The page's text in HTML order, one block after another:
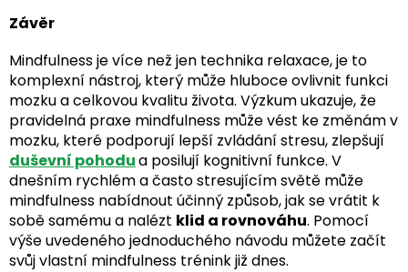
Závěr
Mindfulness je více než jen technika relaxace, je to
komplexní nástroj, který může hluboce ovlivnit funkci
mozku a celkovou kvalitu života. Výzkum ukazuje, že
pravidelná praxe mindfulness může vést ke změnám v
mozku, které podporují lepší zvládání stresu, zlepšují
duševní pohodua posilují kognitivní funkce. V
dnešním rychlém a často stresujícím světě může
mindfulness nabídnout účinný způsob, jak se vrátit k
sobě samému a nalézt klid a rovnováhu. Pomocí
výše uvedeného jednoduchého návodu můžete začít
svůj vlastní mindfulness trénink již dnes.